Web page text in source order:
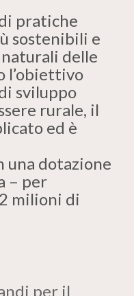
pratiche
sostenibili e
delle
l’obiettivo
sviluppo
rurale, il
ed è
una dotazione
– per
milioni di
per il